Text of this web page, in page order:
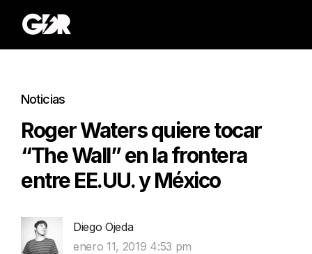
Noticias
Roger Waters quiere tocar
“The Wall” en la frontera
entre EE.UU. y México
Diego Ojeda
enero 11, 2019 4:53 pm